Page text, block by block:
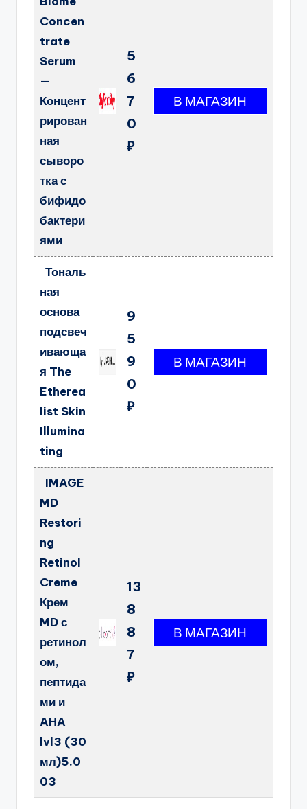
Concen
trate
Serum
—
Концент
рирован
ная
сыворо
тка с
бифидо
бактери
ями
5
6
7
0
₽
Тональ
ная
основа
подсвеч
ивающа
я The
Etherea
list Skin
Illumina
ting
9
5
9
0
₽
IMAGE
MD
Restori
ng
Retinol
Creme
Крем
MD с
ретинол
ом,
пептида
ми и
AHA
lvl3 (30
мл)5.0
03
13
8
8
7
₽